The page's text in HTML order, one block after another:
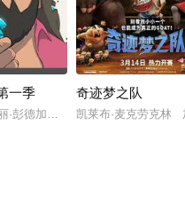
一季
·彭德加斯特 迈克·乔吉
奇迹梦之队
凯莱布·麦克劳克林